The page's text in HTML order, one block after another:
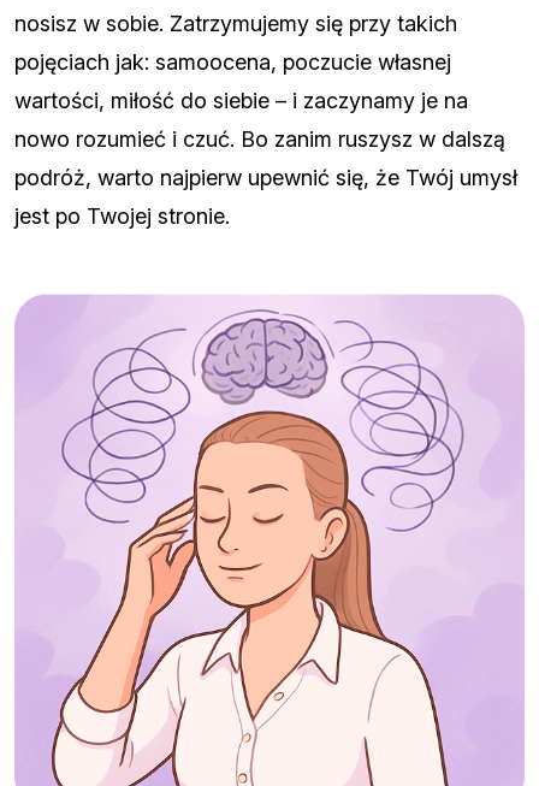
nosisz w sobie. Zatrzymujemy się przy takich
pojęciach jak: samoocena, poczucie własnej
wartości, miłość do siebie – i zaczynamy je na
nowo rozumieć i czuć. Bo zanim ruszysz w dalszą
podróż, warto najpierw upewnić się, że Twój umysł
jest po Twojej stronie.